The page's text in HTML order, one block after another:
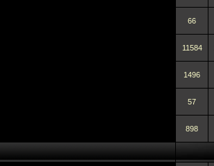
66
11584
1496
57
898